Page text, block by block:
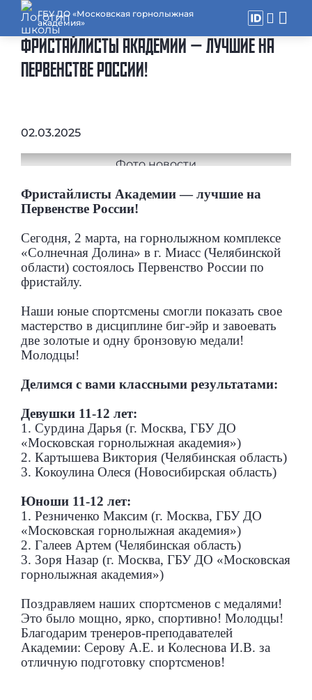
ГБУ ДО «Московская горнолыжная
академия»
ФРИСТАЙЛИСТЫ АКАДЕМИИ — ЛУЧШИЕ НА
ПЕРВЕНСТВЕ РОССИИ!
02.03.2025
Фристайлисты Академии — лучшие на
Первенстве России!
Сегодня, 2 марта, на горнолыжном комплексе
«Солнечная Долина» в г. Миасс (Челябинской
области) состоялось Первенство России по
фристайлу.
Наши юные спортсмены смогли показать свое
мастерство в дисциплине биг-эйр и завоевать
две золотые и одну бронзовую медали!
Молодцы!
Делимся с вами классными результатами:
Девушки 11-12 лет:
1. Сурдина Дарья (г. Москва, ГБУ ДО
«Московская горнолыжная академия»)
2. Картышева Виктория (Челябинская область)
3. Кокоулина Олеся (Новосибирская область)
Юноши 11-12 лет:
1. Резниченко Максим (г. Москва, ГБУ ДО
«Московская горнолыжная академия»)
2. Галеев Артем (Челябинская область)
3. Зоря Назар (г. Москва, ГБУ ДО «Московская
горнолыжная академия»)
Поздравляем наших спортсменов с медалями!
Это было мощно, ярко, спортивно! Молодцы!
Благодарим тренеров-преподавателей
Академии: Серову А.Е. и Колеснова И.В. за
отличную подготовку спортсменов!